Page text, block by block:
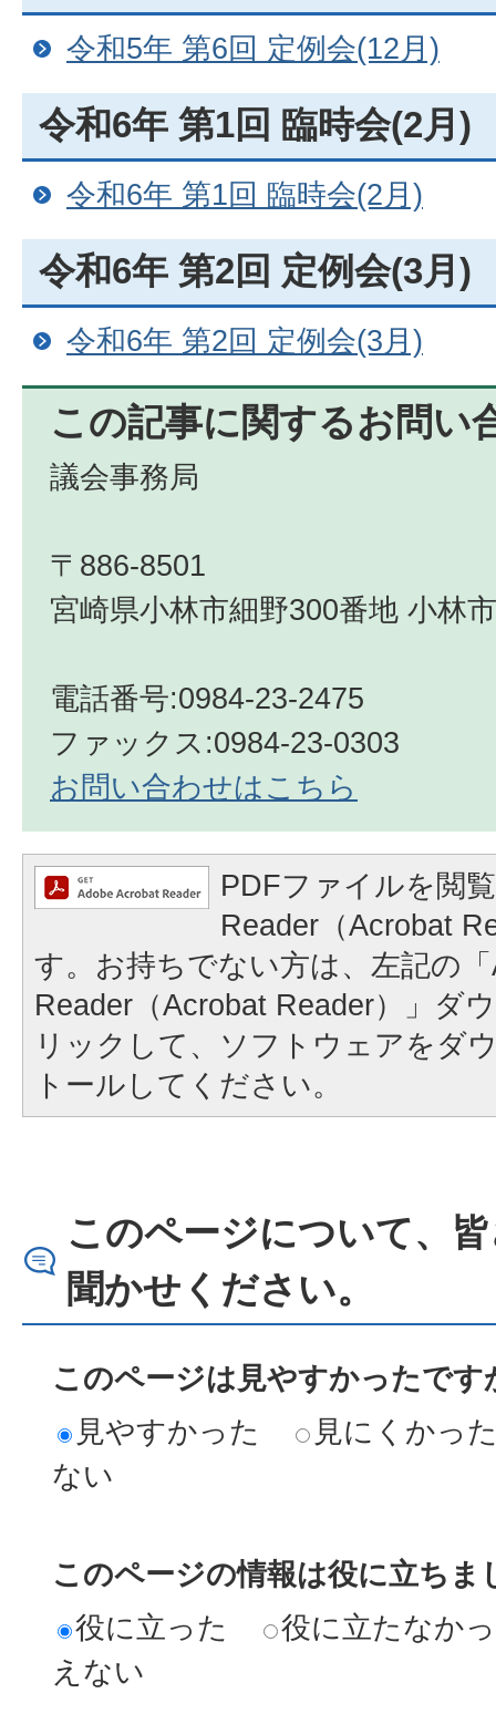
令和5年 第6回 定例会(12月)
令和6年 第1回 臨時会(2月)
令和6年 第1回 臨時会(2月)
令和6年 第2回 定例会(3月)
令和6年 第2回 定例会(3月)
この記事に関するお問い
議会事務局
〒886-8501
宮崎県小林市細野300番地 小林
電話番号:0984-23-2475
ファックス:0984‐23‐0303
お問い合わせはこちら
PDFファイルを閲
Reader（Acrobat
す。お持ちでない方は、左記の
Reader（Acrobat Reader）」ダ
リックして、ソフトウェアをダ
トールしてください。
このページについて、
聞かせください。
このページは見やすかったです
見やすかった
見にくかっ
ない
このページの情報は役に立ちま
役に立った
役に立たなか
えない